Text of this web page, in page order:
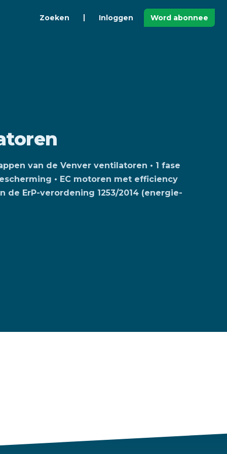
Zoeken Inloggen Word abonnee
van de Venver ventilatoren • 1 fase
• EC motoren met efficiency
de ErP-verordening 1253/2014 (energie-